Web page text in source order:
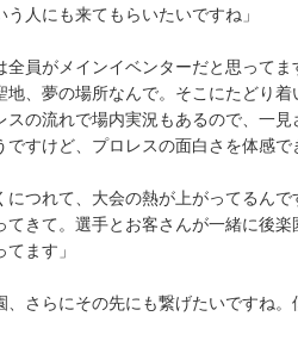
人にも来てもらいたいですね」
全員がメインイベンターだと思って
地、夢の場所なんで。そこにたどり
スの流れで場内実況もあるので、一
ですけど、プロレスの面白さを体感で
につれて、大会の熱が上がってるん
てきて。選手とお客さんが一緒に後
ます」
、さらにその先にも繋げたいですね